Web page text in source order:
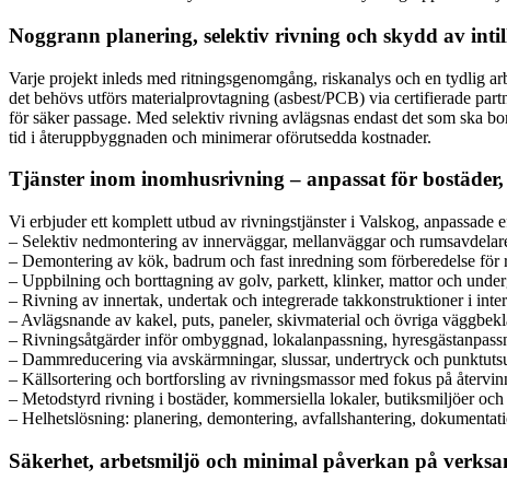
Noggrann planering, selektiv rivning och skydd av
Varje projekt inleds med ritningsgenomgång, riskanalys och en tydlig
det behövs utförs materialprovtagning (asbest/PCB) via certifierade
för säker passage. Med selektiv rivning avlägsnas endast det som ska
tid i återuppbyggnaden och minimerar oförutsedda kostnader.
Tjänster inom inomhusrivning – anpassat för
Vi erbjuder ett komplett utbud av rivningstjänster i Valskog, anpassade
– Selektiv nedmontering av innerväggar, mellanväggar och
– Demontering av kök, badrum och fast inredning som förberedelse för
– Uppbilning och borttagning av golv, parkett, klinker, mattor och
– Rivning av innertak, undertak och integrerade takkonstruktioner i
– Avlägsnande av kakel, puts, paneler, skivmaterial och övriga
– Rivningsåtgärder inför ombyggnad, lokalanpassning,
– Dammreducering via avskärmningar, slussar, undertryck och
– Källsortering och bortforsling av rivningsmassor med fokus på
– Metodstyrd rivning i bostäder, kommersiella lokaler, butiksmiljöer
– Helhetslösning: planering, demontering, avfallshantering,
Säkerhet, arbetsmiljö och minimal påverkan på